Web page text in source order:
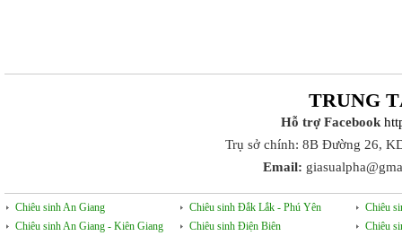
TRUNG
Hỗ trợ Facebook
Trụ sở chính: 8B Đường 26,
Email:
Chiêu sinh An Giang
Chiêu sinh An Giang - Kiên Giang
Chiêu sinh Đắk Lắk - Phú Yên
Chiêu sinh Điện Biên
Chiêu
Chiêu